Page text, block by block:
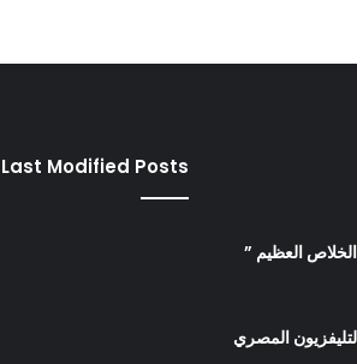
العظيم ”
المصري
Last Modified Posts